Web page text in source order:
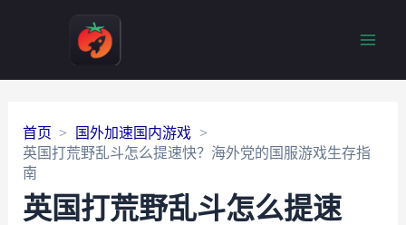
首页
国外加速国内游戏
英国打荒野乱斗怎么提速快？海外党的国服游戏生存指
南
英国打荒野乱斗怎么提速